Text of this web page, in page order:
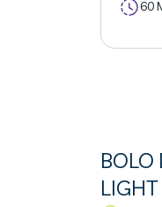
60
BOLO
LIGHT